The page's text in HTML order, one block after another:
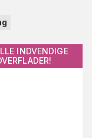
INDVENDIGE